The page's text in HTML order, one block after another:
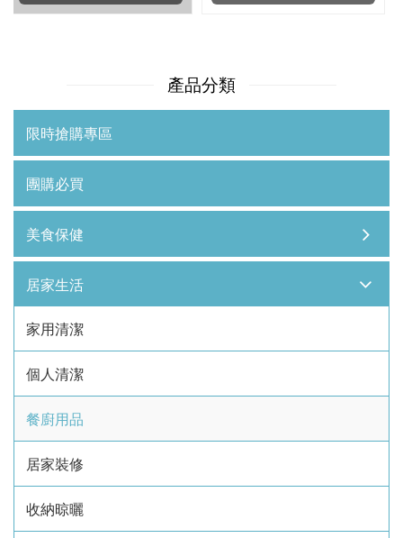
產品分類
限時搶購專區
團購必買
美食保健
居家生活
家用清潔
個人清潔
餐廚用品
居家裝修
收納晾曬